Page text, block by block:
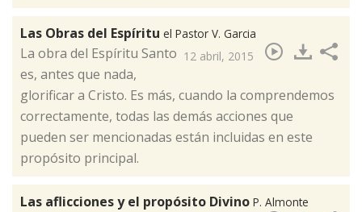
Las Obras del Espíritu el Pastor V. Garcia
12 abril, 2015
​La obra del Espíritu Santo
es, antes que nada,
glorificar a Cristo. Es más, cuando la comprendemos
correctamente, todas las demás acciones que
pueden ser mencionadas están incluidas en este
propósito principal.
Las aflicciones y el propósito Divino P. Almonte